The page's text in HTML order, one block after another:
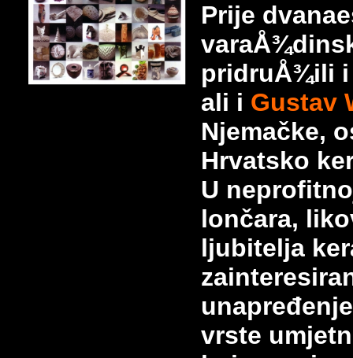
Prije
pridruÅ¾ili
ali i Gustav
Njemačke,
Hrvatsko
U
lončara,
ljubitelja
vrste